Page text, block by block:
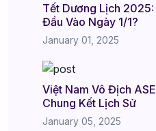
Tết Dương Lịch
Đầu Vào Ngày 1/1?
January 01, 2025
Việt Nam Vô Địch
Chung Kết Lịch Sử
January 05, 2025